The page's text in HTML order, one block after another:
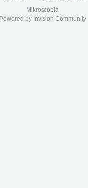
Mikroscopia
Powered by Invision Community